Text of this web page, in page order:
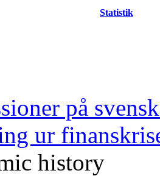
Statistik
på
ur
history